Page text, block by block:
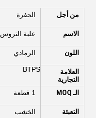
من أجل الحفرة
الاسم علبة التروس
اللون الرمادي
العلامة
التجارية
BTPS
الـ MOQ 1 قطعة
التعبئة الخشب